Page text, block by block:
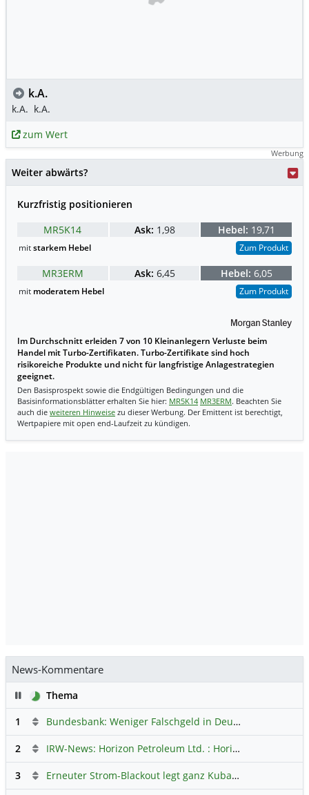
k.A.
k.A. k.A.
zum Wert
Werbung
Weiter abwärts?
Kurzfristig positionieren
MR5K14
Ask: 1,98 Hebel: 19,71
mitstarkem Hebel Zum Produkt
MR3ERM Ask: 6,45 Hebel: 6,05
mit moderatem Hebel Zum Produkt
Im Durchschnitt erleiden 7 von 10 Kleinanlegern Verluste beim
Handel mit Turbo-Zertifikaten. Turbo-Zertifikate sind hoch
risikoreiche Produkte und nicht für langfristige Anlagestrategien
geeignet.
Den Basisprospekt sowie die Endgültigen Bedingungen und die
Basisinformationsblätter erhalten Sie hier: MR5K14 MR3ERM. Beachten Sie
auch die weiteren Hinweise zu dieser Werbung. Der Emittent ist berechtigt,
Wertpapiere mit open end-Laufzeit zu kündigen.
News-Kommentare
PauseThema
1
Bundesbank: Weniger Falschgeld in Deutschland
2 IRW-News: Horizon Petroleum Ltd. : Horizon Petroleum beginnt mit der Testförderung im Projekt Lachowice in Polen und schließt die Platzierung einer überzeichneten Wandelanleihe ab
3 Erneuter Strom-Blackout legt ganz Kuba lahm